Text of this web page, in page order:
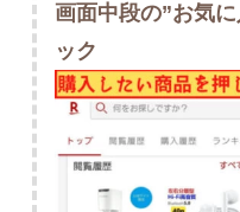
画面中段の”お気
ック